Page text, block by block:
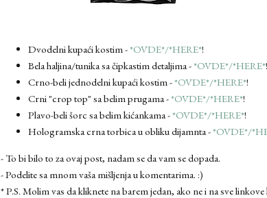
Dvodelni kupaći kostim -*OVDE*/*HERE*!
Bela haljina/tunika sa čipkastim detaljima -*OVDE*/*HERE*!
Crno-beli jednodelni kupaći kostim -*OVDE*/*HERE*!
Crni "crop top" sa belim prugama -*OVDE*/*HERE*!
Plavo-beli šorc sa belim kićankama -*OVDE*/*HERE*!
Hologramska crna torbica u obliku dijamnta -*OVDE*/
- To bi bilo to za ovaj post, nadam se da vam se dopada.
- Podelite sa mnom vaša mišljenja u komentarima. :)
* P.S. Molim vas da kliknete na barem jedan, ako ne i na sve